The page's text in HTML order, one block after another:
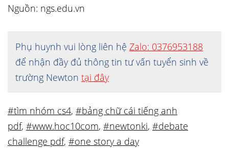
Nguồn: ngs.edu.vn
Phụ huynh vui lòng liên hệ Zalo: 0376953188
để nhận đầy đủ thông tin tư vấn tuyển sinh về
trường Newton tại đây
#tìm nhóm cs4, #bảng chữ cái tiếng anh
pdf, #www.hoc10com, #newtonki, #debate
challenge pdf, #one story a day